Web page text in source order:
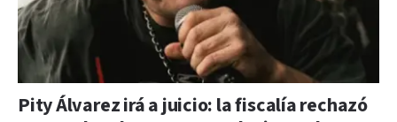
Pity Álvarez irá a juicio: la fiscalía rechazó